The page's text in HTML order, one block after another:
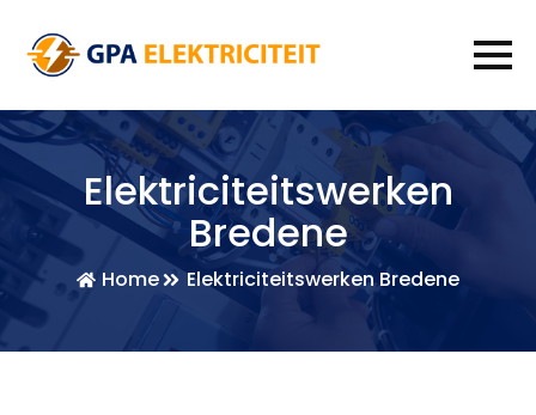
Elektriciteitswerken
Bredene
Home Elektriciteitswerken Bredene